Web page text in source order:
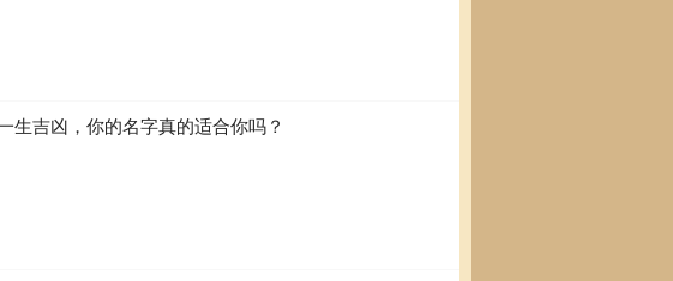
生吉凶，你的名字真的适合你吗？